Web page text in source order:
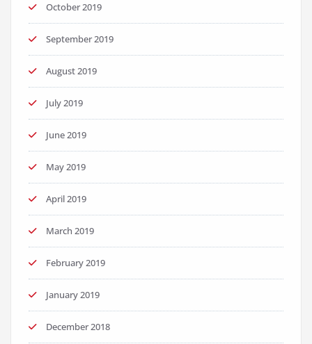
October 2019
September 2019
August 2019
July 2019
June 2019
May 2019
April 2019
March 2019
February 2019
January 2019
December 2018